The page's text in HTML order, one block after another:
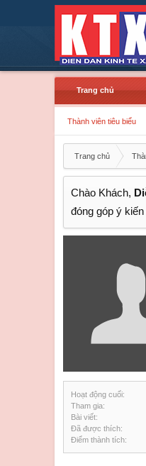
Trang chủ
Thành viên tiêu biểu
Trang chủ
Chào Khách,
đóng góp ý
Hoạt động cuối:
Tham gia:
Bài viết:
Đã được thích:
Điểm thành tích: